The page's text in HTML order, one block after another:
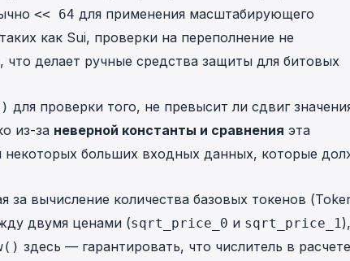
<< 64 для применения масштабирующего
как Sui, проверки на переполнение не
делает ручные средства защиты для битовых
для проверки того, не превысит ли сдвиг
из-за неверной константы и сравнения эта
некоторых больших входных данных, которые
за вычисление количества базовых токенов
двумя ценами (sqrt_price_0 и sqrt_price_1),
здесь — гарантировать, что числитель в расчете